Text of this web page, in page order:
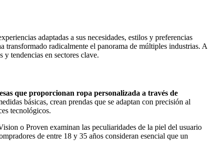
adaptadas a sus necesidades, estilos y preferencias
radicalmente el panorama de múltiples industrias. A
y tendencias en sectores clave.
que proporcionan ropa personalizada a través de
básicas, crean prendas que se adaptan con precisión al
tecnológicos.
o Proven examinan las peculiaridades de la piel del usuario
de entre 18 y 35 años consideran esencial que un